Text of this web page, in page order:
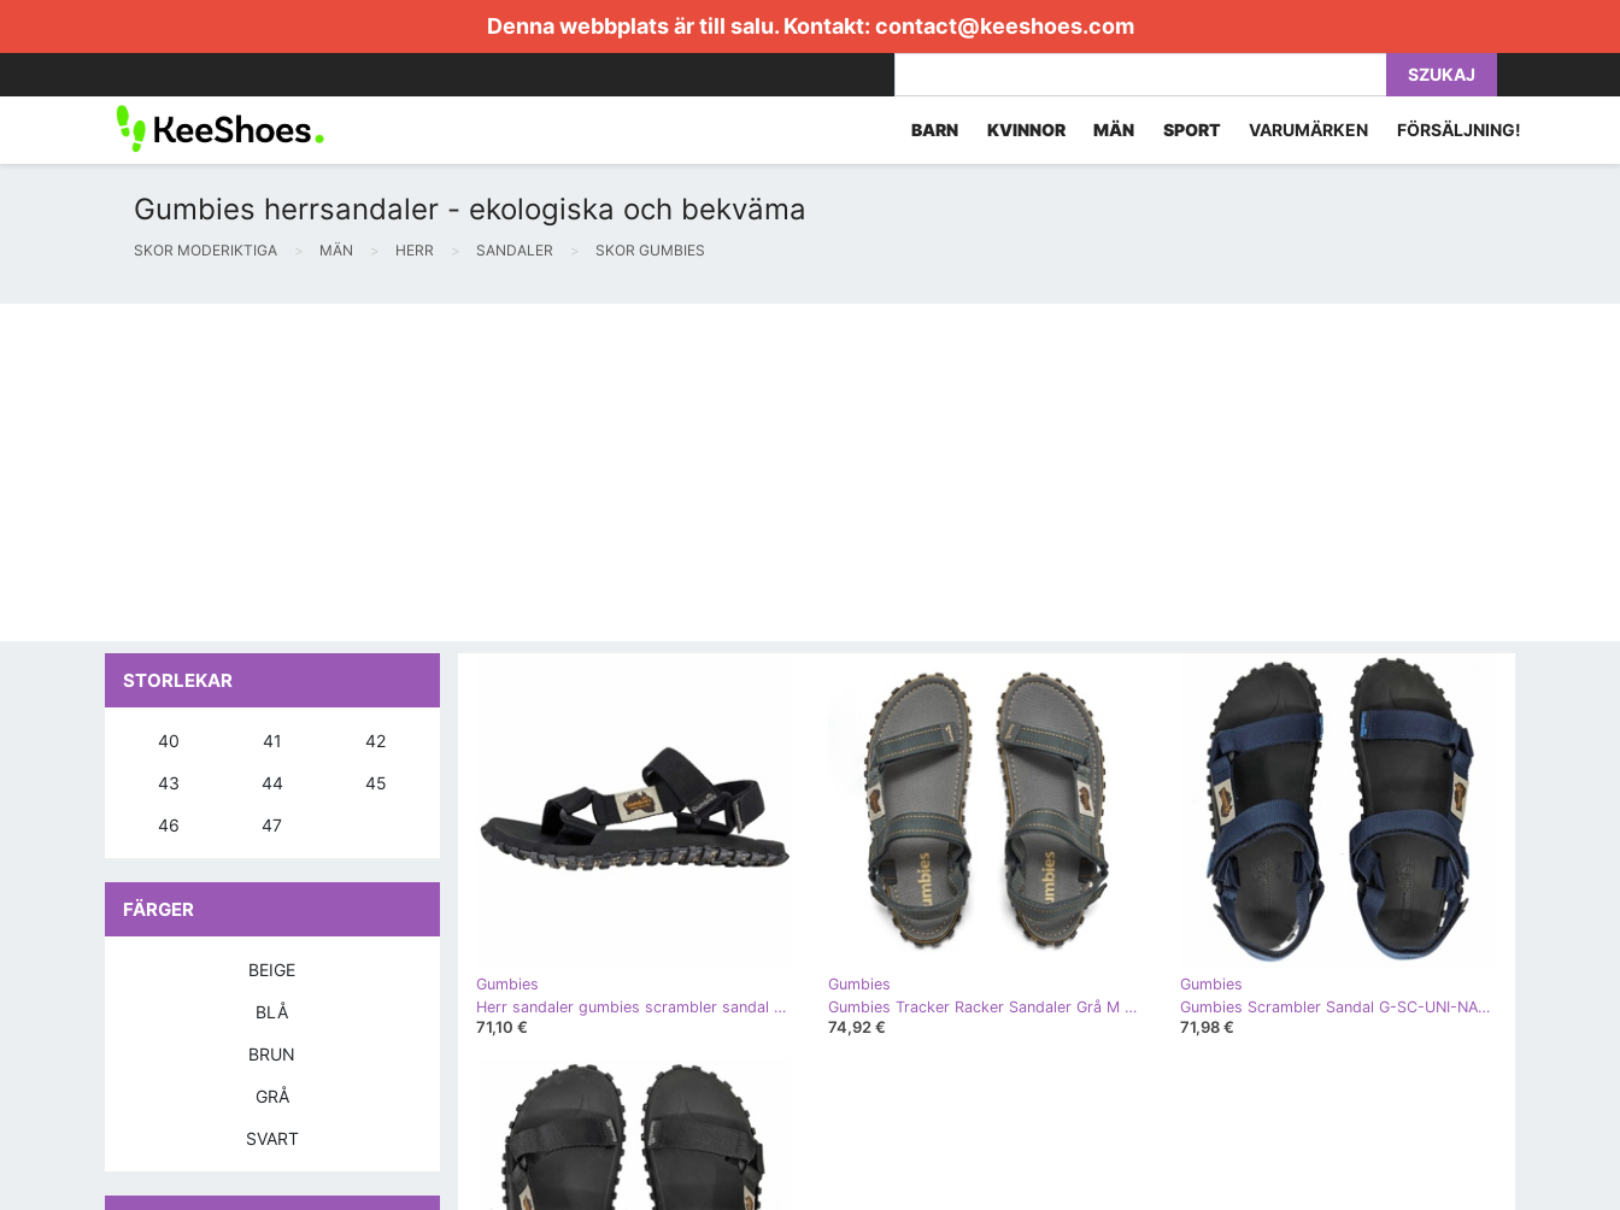
Denna webbplats är till salu. Kontakt: contact@keeshoes.com
SZUKAJ
BARN KVINNOR MÄN SPORT VARUMÄRKEN FÖRSÄLJNING!
Gumbies herrsandaler - ekologiska och bekväma
SKOR MODERIKTIGA MÄN HERR SANDALER SKOR GUMBIES
Gumbies
Herr sandaler gumbies scrambler sandal g-sc-uni-svart
71,10 €
Gumbies
Gumbies Tracker Racker Sandaler Grå M GU-SATRA013 sandaler
74,92 €
Gumbies
Gumbies Scrambler Sandal G-SC-UNI-NAVY blå
71,98 €
STORLEKAR
40 41 42
43 44 45
46 47
FÄRGER
BEIGE
BLÅ
BRUN
GRÅ
SVART